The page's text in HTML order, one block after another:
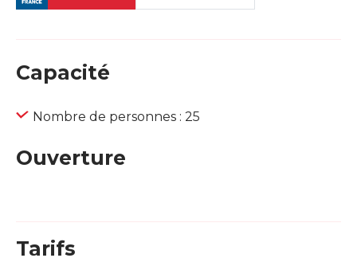
Capacité
Nombre de personnes : 25
Ouverture
Tarifs